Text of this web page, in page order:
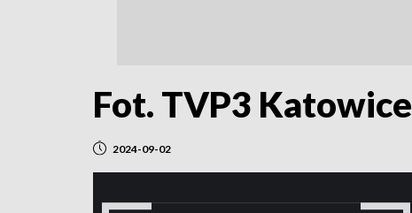
Fot. TVP3 Katowice
2024-09-02